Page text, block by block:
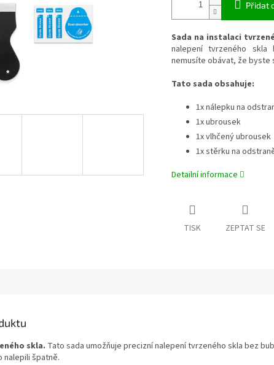
Přidat
Sada na instalaci
nalepení tvrzeného
nemusíte obávat, že byste
Tato sada obsahuje:
1x nálepku na
1x ubrousek
1x vlhčený ubrousek
1x stěrku na
Detailní informace
TISK ZEPTAT SE
skla. Tato sada umožňuje precizní nalepení tvrzeného skla bez
špatně.